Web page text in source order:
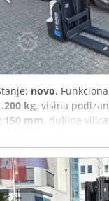
novo,
kg, visina
mm, duljina
mm Debljina vilica:
Ask Prednji kotači tip:
kotača: 80 -
2026 Stanje